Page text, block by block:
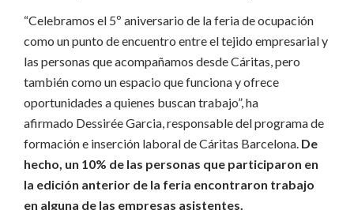
“Celebramos el 5º aniversario de la feria de ocupación
como un punto de encuentro entre el tejido empresarial y
las personas que acompañamos desde Cáritas, pero
también como un espacio que funciona y ofrece
oportunidades a quienes buscan trabajo”, ha
afirmado Dessirée Garcia, responsable del programa de
formación e inserción laboral de Cáritas Barcelona. De
hecho, un 10% de las personas que participaron en
la edición anterior de la feria encontraron trabajo
en alguna de las empresas asistentes.